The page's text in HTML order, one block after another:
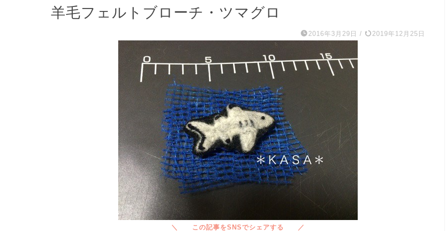
羊毛フェルトブローチ・ツマグロ
2016年3月29日 / 2019年12月25日